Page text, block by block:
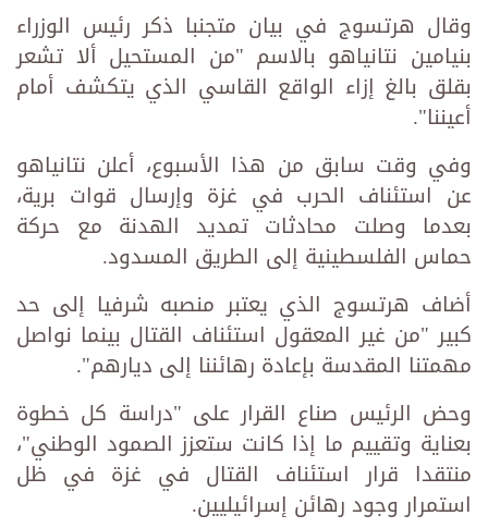
وقال هرتسوج في بيان متجنبا ذكر رئيس الوزراء
بنيامين نتانياهو بالاسم "من المستحيل ألا تشعر
بقلق بالغ إزاء الواقع القاسي الذي يتكشف أمام
أعيننا".
وفي وقت سابق من هذا الأسبوع، أعلن نتانياهو
عن استئناف الحرب في غزة وإرسال قوات برية،
بعدما وصلت محادثات تمديد الهدنة مع حركة
حماس الفلسطينية إلى الطريق المسدود.
أضاف هرتسوج الذي يعتبر منصبه شرفيا إلى حد
كبير "من غير المعقول استئناف القتال بينما نواصل
مهمتنا المقدسة بإعادة رهائننا إلى ديارهم".
وحض الرئيس صناع القرار على "دراسة كل خطوة
بعناية وتقييم ما إذا كانت ستعزز الصمود الوطني"،
منتقدا قرار استئناف القتال في غزة في ظل
استمرار وجود رهائن إسرائيليين.